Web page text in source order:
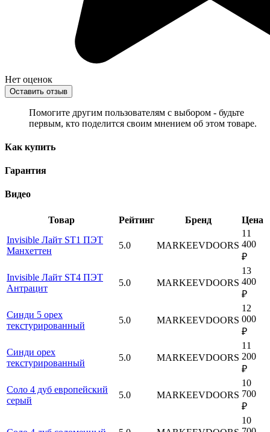
Нет оценок
Оставить отзыв
Помогите другим пользователям с выбором - будьте
первым, кто поделится своим мнением об этом товаре.
Как купить
Гарантия
Видео
Товар Рейтинг Бренд
Цена
Invisible Лайт ST1 ПЭТ
Манхеттен
5.0 MARKEEVDOORS
11
400
₽
Invisible Лайт ST4 ПЭТ
Антрацит
5.0 MARKEEVDOORS
13
400
₽
Синди 5 орех
текстурированный
5.0 MARKEEVDOORS
12
000
₽
Синди орех
текстурированный
5.0 MARKEEVDOORS
11
200
₽
Соло 4 дуб европейский
серый
5.0 MARKEEVDOORS
10
700
₽
10